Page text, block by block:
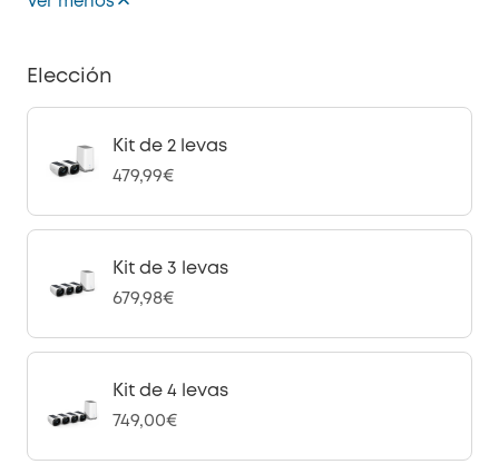
Elección
Kit de 2 levas
479,99€
Kit de 3 levas
679,98€
Kit de 4 levas
749,00€